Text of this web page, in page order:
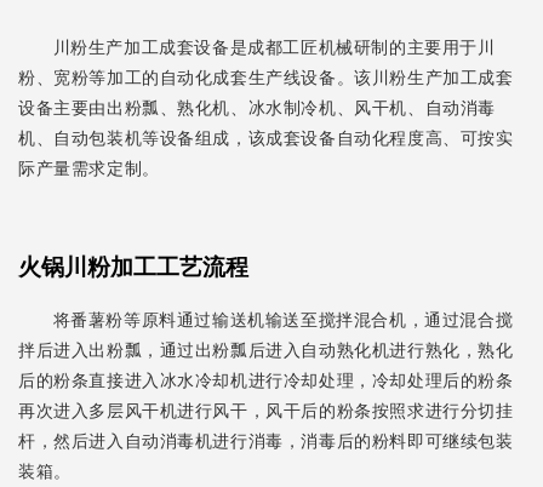
川粉生产加工成套设备是成都工匠机械研制的主要用于川
粉、宽粉等加工的自动化成套生产线设备。该川粉生产加工成套
设备主要由出粉瓢、熟化机、冰水制冷机、风干机、自动消毒
机、自动包装机等设备组成，该成套设备自动化程度高、可按实
际产量需求定制。
火锅川粉加工工艺流程
将番薯粉等原料通过输送机输送至搅拌混合机，通过混合搅
拌后进入出粉瓢，通过出粉瓢后进入自动熟化机进行熟化，熟化
后的粉条直接进入冰水冷却机进行冷却处理，冷却处理后的粉条
再次进入多层风干机进行风干，风干后的粉条按照求进行分切挂
杆，然后进入自动消毒机进行消毒，消毒后的粉料即可继续包装
装箱。